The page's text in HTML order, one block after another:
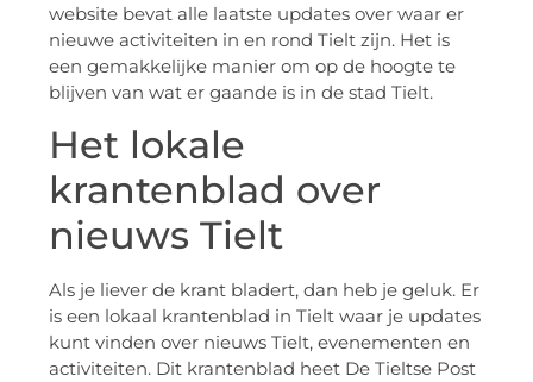
website bevat alle laatste updates over waar er
nieuwe activiteiten in en rond Tielt zijn. Het is
een gemakkelijke manier om op de hoogte te
blijven van wat er gaande is in de stad Tielt.
Het lokale
krantenblad over
nieuws Tielt
Als je liever de krant bladert, dan heb je geluk. Er
is een lokaal krantenblad in Tielt waar je updates
kunt vinden over nieuws Tielt, evenementen en
activiteiten. Dit krantenblad heet De Tieltse Post